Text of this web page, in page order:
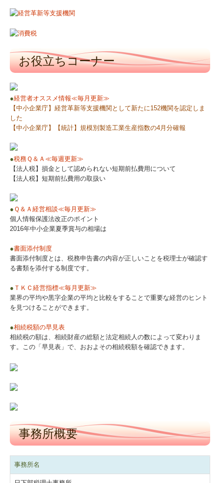
お役立ちコーナー
●経営者オススメ情報≪毎月更新≫
【中小企業庁】経営革新等支援機関として新たに152機関を認定しま
した
【中小企業庁】【統計】規模別製造工業生産指数の4月分確報
●税務Ｑ＆Ａ≪毎週更新≫
【法人税】損金として認められない短期前払費用について
【法人税】短期前払費用の取扱い
● Ｑ＆Ａ経営相談≪毎月更新≫
個人情報保護法改正のポイント
2016年中小企業夏季賞与の相場は
●書面添付制度
書面添付制度とは、税務申告書の内容が正しいことを税理士が確認す
る書類を添付する制度です。
● ＴＫＣ経営指標≪毎月更新≫
業界の平均や黒字企業の平均と比較をすることで重要な経営のヒント
を見つけることができます。
●相続税額の早見表
相続税の額は、相続財産の総額と法定相続人の数によって変わりま
す。この「早見表」で、おおよその相続税額を確認できます。
事務所概要
事務所名